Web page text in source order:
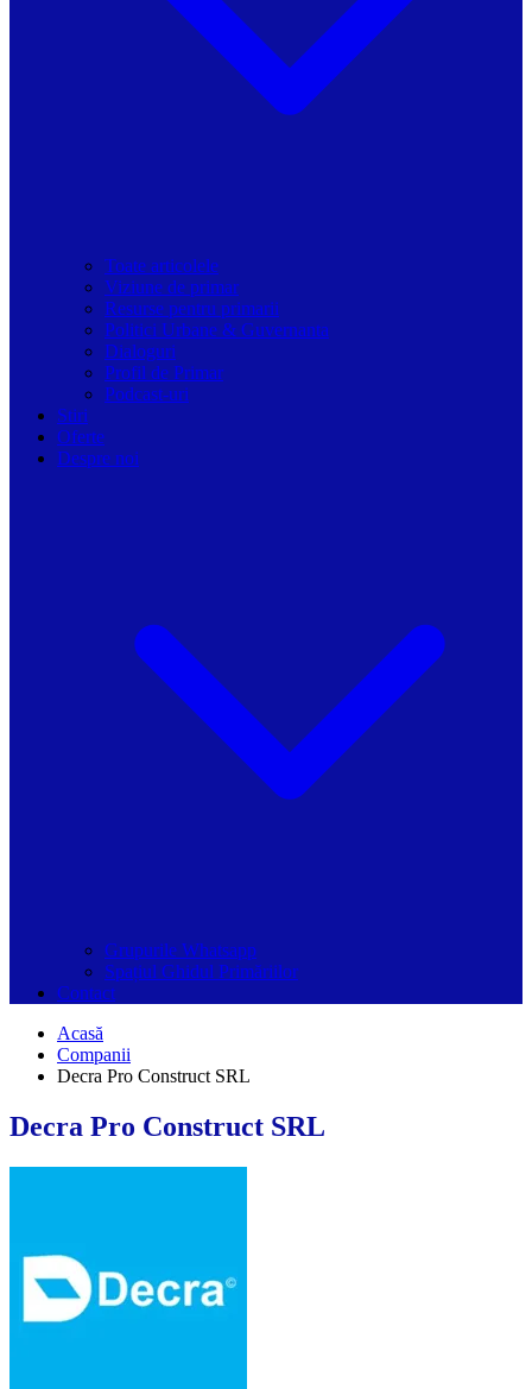
Toate articolele
Viziune de primar
Resurse pentru primarii
Politici Urbane & Guvernanta
Dialoguri
Profil de Primar
Podcast-uri
Stiri
Oferte
Despre noi
Grupurile Whatsapp
Spațiul Ghidul Primăriilor
Contact
Acasă
Companii
Decra Pro Construct SRL
Decra Pro Construct SRL